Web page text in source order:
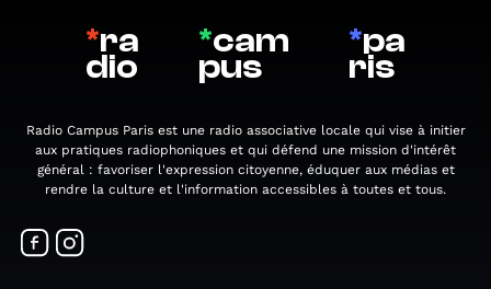
*ra
dio
*cam
pus
*pa
ris
Radio Campus Paris est une radio associative locale qui vise à initier
aux pratiques radiophoniques et qui défend une mission d'intérêt
général : favoriser l'expression citoyenne, éduquer aux médias et
rendre la culture et l'information accessibles à toutes et tous.